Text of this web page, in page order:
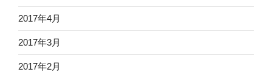
2017年4月
2017年3月
2017年2月